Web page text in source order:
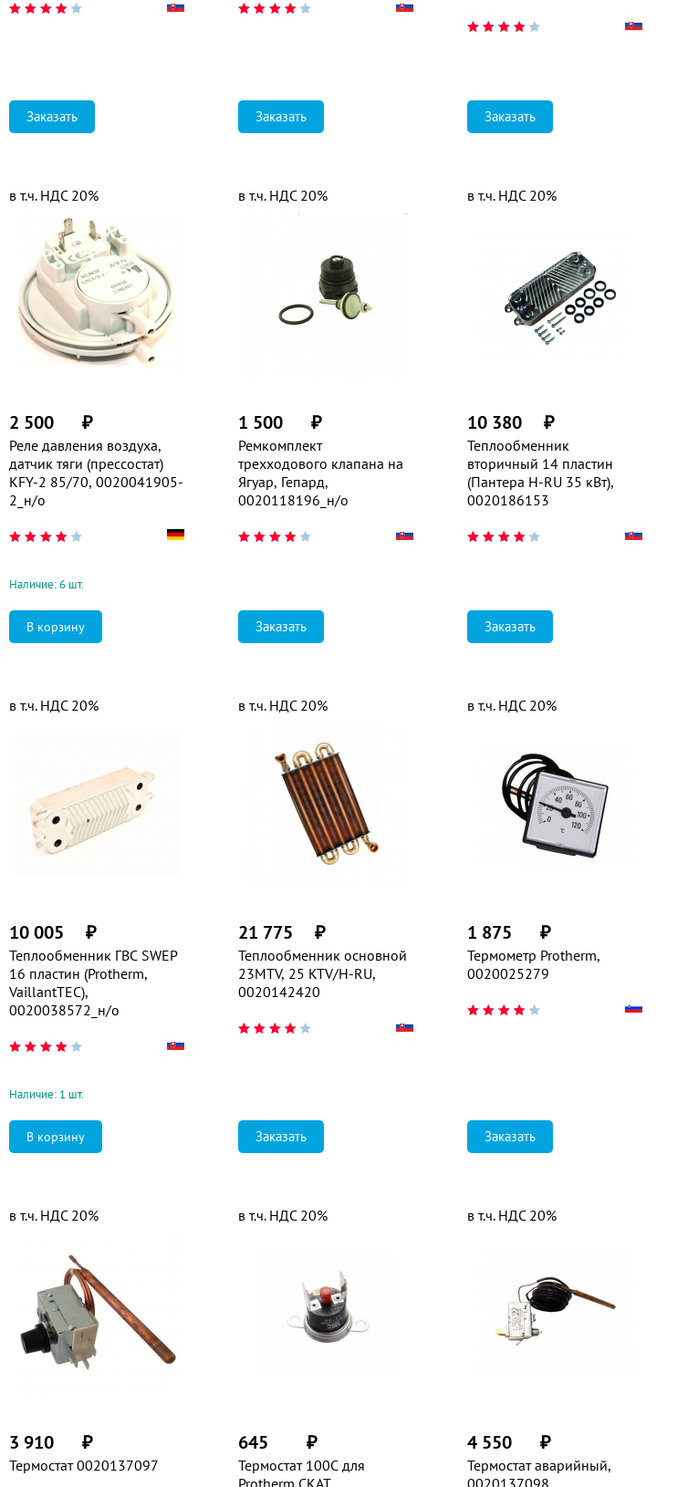
Заказать Заказать Заказать
Реле давления воздуха,
датчик тяги (прессостат)
KFY-2 85/70, 0020041905-
2_н/о
2 500 ₽
в т.ч. НДС 20%
Наличие: 6 шт.
Ремкомплект
трехходового клапана на
Ягуар, Гепард,
0020118196_н/о
1 500 ₽
в т.ч. НДС 20%
Заказать
Теплообменник
вторичный 14 пластин
(Пантера H-RU 35 кВт),
0020186153
10 380 ₽
в т.ч. НДС 20%
Заказать
Теплообменник ГВС SWEP
16 пластин (Protherm,
VaillantTEC),
0020038572_н/о
10 005 ₽
в т.ч. НДС 20%
Наличие: 1 шт.
Теплообменник основной
23MTV, 25 KTV/H-RU,
0020142420
21 775 ₽
в т.ч. НДС 20%
Заказать
Термометр Protherm,
0020025279
1 875 ₽
в т.ч. НДС 20%
Заказать
Термостат 0020137097
3 910 ₽
в т.ч. НДС 20%
Термостат 100С для
Protherm СКАТ,
645 ₽
в т.ч. НДС 20%
Термостат аварийный,
0020137098
4 550 ₽
в т.ч. НДС 20%